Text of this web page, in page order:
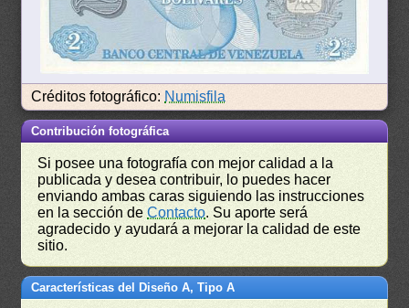
Créditos fotográfico: Numisfila
Contribución fotográfica
Si posee una fotografía con mejor calidad a la
publicada y desea contribuir, lo puedes hacer
enviando ambas caras siguiendo las instrucciones
en la sección deContacto. Su aporte será
agradecido y ayudará a mejorar la calidad de este
sitio.
Características del Diseño A, Tipo A